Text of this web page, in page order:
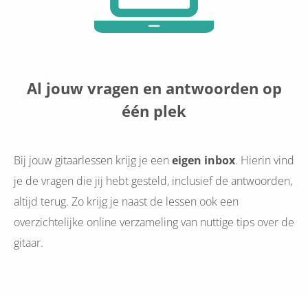
Al jouw vragen en antwoorden op
één plek
Bij jouw gitaarlessen krijg je een eigen inbox. Hierin vind
je de vragen die jij hebt gesteld, inclusief de antwoorden,
altijd terug. Zo krijg je naast de lessen ook een
overzichtelijke online verzameling van nuttige tips over de
gitaar.